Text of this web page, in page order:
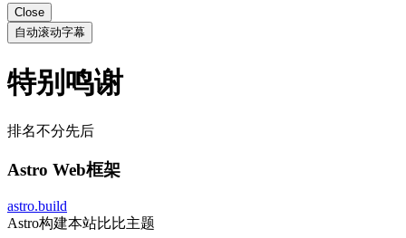
Close
自动滚动字幕
特别鸣谢
排名不分先后
Astro Web框架
astro.build
Astro构建本站比比主题